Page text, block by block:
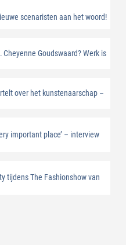
scenaristen aan het woord!
Goudswaard? Werk is
over het kunstenaarschap –
important place’ – interview
tijdens The Fashionshow van